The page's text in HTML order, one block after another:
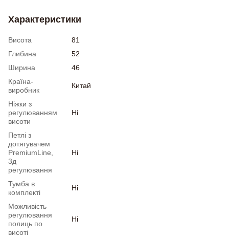
Характеристики
Висота
81
Глибина
52
Ширина
46
Країна-
виробник
Китай
Ніжки з
регулюванням
висоти
Ні
Петлі з
дотягувачем
PremiumLine,
3д
регулювання
Ні
Тумба в
комплекті
Ні
Можливість
регулювання
полиць по
висоті
Ні